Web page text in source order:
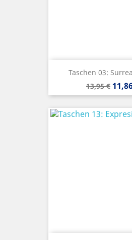
Taschen 03:
Precio
base
13,95 €